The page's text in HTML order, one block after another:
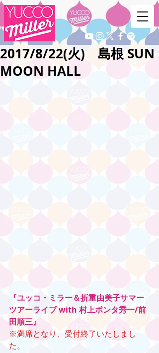
2017/8/22(火) 島根 SUN
MOON HALL
『ユッコ・ミラー＆折重由美子サマー
ツアーライブ with 村上ポンタ秀一/前
田順三』
※満席となり、受付終了いたしまし
た。